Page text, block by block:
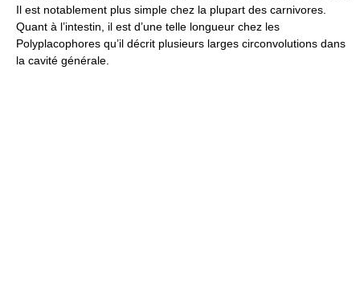
Il est notablement plus simple chez la plupart des carnivores.
Quant à l’intestin, il est d’une telle longueur chez les
Polyplacophores qu’il décrit plusieurs larges circonvolutions dans
la cavité générale.